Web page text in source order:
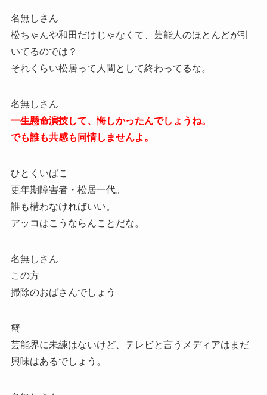
名無しさん
松ちゃんや和田だけじゃなくて、芸能人のほとんどが引
いてるのでは？
それくらい松居って人間として終わってるな。
名無しさん
一生懸命演技して、悔しかったんでしょうね。
でも誰も共感も同情しませんよ。
ひとくいばこ
更年期障害者・松居一代。
誰も構わなければいい。
アッコはこうならんことだな。
名無しさん
この方
掃除のおばさんでしょう
蟹
芸能界に未練はないけど、テレビと言うメディアはまだ
興味はあるでしょう。